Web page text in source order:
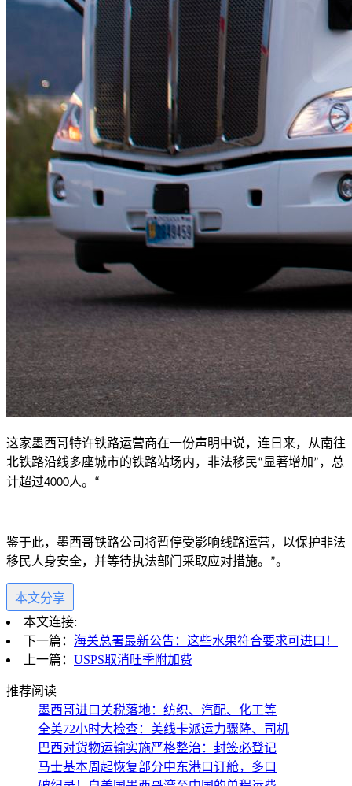
这家墨西哥特许铁路运营商在一份声明中说，连日来，从南往
北铁路沿线多座城市的铁路站场内，非法移民“显著增加”，总
计超过4000人。 “
鉴于此，墨西哥铁路公司将暂停受影响线路运营，以保护非法
移民人身安全，并等待执法部门采取应对措施。 ”。
本文分享
本文连接:
下一篇： 海关总署最新公告：这些水果符合要求可进口！
上一篇： USPS取消旺季附加费
推荐阅读
墨西哥进口关税落地：纺织、汽配、化工等
全美72小时大检查：美线卡派运力骤降、司机
巴西对货物运输实施严格整治：封签必登记
马士基本周起恢复部分中东港口订舱，多口